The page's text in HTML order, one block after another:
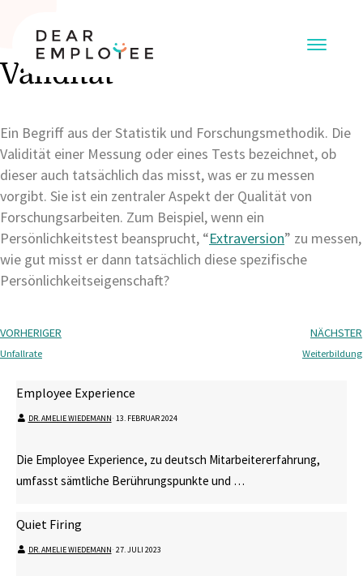
Validität
Ein Begriff aus der Statistik und Forschungsmethodik. Die
Validität einer Messung oder eines Tests bezeichnet, ob
dieser auch tatsächlich das misst, was er zu messen
vorgibt. Sie ist ein zentraler Aspekt der Qualität von
Forschungsarbeiten. Zum Beispiel, wenn ein
Persönlichkeitstest beansprucht, “Extraversion” zu messen,
wie gut misst er dann tatsächlich diese spezifische
Persönlichkeitseigenschaft?
VORHERIGER
Unfallrate
NÄCHSTER
Weiterbildung
Employee Experience
DR. AMELIE WIEDEMANN⋅ 13. FEBRUAR 2024
Die Employee Experience, zu deutsch Mitarbeitererfahrung,
umfasst sämtliche Berührungspunkte und …
Quiet Firing
DR. AMELIE WIEDEMANN⋅ 27. JULI 2023